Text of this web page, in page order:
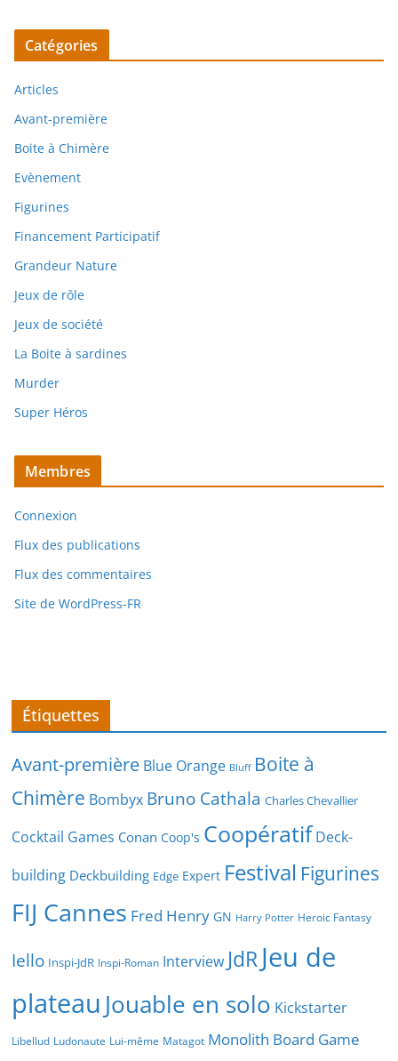
Catégories
Articles
Avant-première
Boite à Chimère
Evènement
Figurines
Financement Participatif
Grandeur Nature
Jeux de rôle
Jeux de société
La Boite à sardines
Murder
Super Héros
Membres
Connexion
Flux des publications
Flux des commentaires
Site de WordPress-FR
Étiquettes
Avant-première Blue Orange Bluff Boite à
Chimère Bombyx Bruno Cathala Charles Chevallier
Cocktail Games Conan Coop's Coopératif Deck-
building Deckbuilding Edge Expert Festival Figurines
FIJ Cannes Fred Henry GN Harry Potter Heroic Fantasy
Iello Inspi-JdR Inspi-Roman Interview JdRJeu de
plateau Jouable en solo Kickstarter
Libellud Ludonaute Lui-même Matagot Monolith Board Game